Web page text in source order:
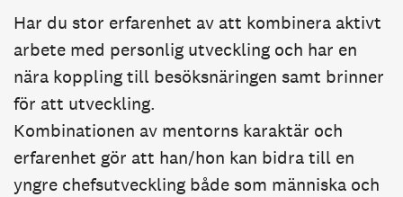
Har du stor erfarenhet av att kombinera aktivt
arbete med personlig utveckling och har en
nära koppling till besöksnäringen samt brinner
för att utveckling.
Kombinationen av mentorns karaktär och
erfarenhet gör att han/hon kan bidra till en
yngre chefsutveckling både som människa och